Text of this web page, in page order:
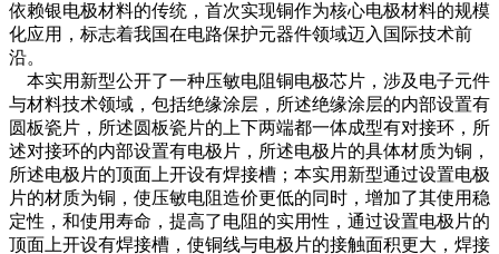
依赖银电极材料的传统，首次实现铜作为核心电极材料的规模
化应用，标志着我国在电路保护元器件领域迈入国际技术前
沿。
本实用新型公开了一种压敏电阻铜电极芯片，涉及电子元件
与材料技术领域，包括绝缘涂层，所述绝缘涂层的内部设置有
圆板瓷片，所述圆板瓷片的上下两端都一体成型有对接环，所
述对接环的内部设置有电极片，所述电极片的具体材质为铜，
所述电极片的顶面上开设有焊接槽；本实用新型通过设置电极
片的材质为铜，使压敏电阻造价更低的同时，增加了其使用稳
定性，和使用寿命，提高了电阻的实用性，通过设置电极片的
顶面上开设有焊接槽，使铜线与电极片的接触面积更大，焊接